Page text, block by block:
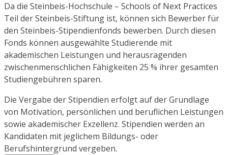
Da die Steinbeis-Hochschule – Schools of Next Practices
Teil der Steinbeis-Stiftung ist, können sich Bewerber für
den Steinbeis-Stipendienfonds bewerben. Durch diesen
Fonds können ausgewählte Studierende mit
akademischen Leistungen und herausragenden
zwischenmenschlichen Fähigkeiten 25 % ihrer gesamten
Studiengebühren sparen.
Die Vergabe der Stipendien erfolgt auf der Grundlage
von Motivation, persönlichen und beruflichen Leistungen
sowie akademischer Exzellenz. Stipendien werden an
Kandidaten mit jeglichem Bildungs- oder
Berufshintergrund vergeben.